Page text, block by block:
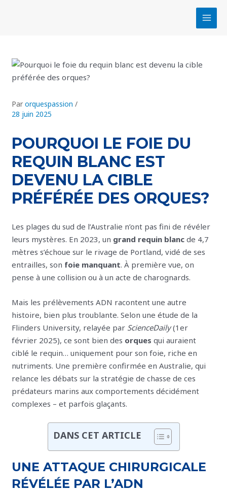
POURQUOI LE FOIE DU
REQUIN BLANC EST
DEVENU LA CIBLE
PRÉFÉRÉE DES ORQUES?
Parorquespassion/
28 juin 2025
Les plages du sud de l’Australie n’ont pas fini de révéler
leurs mystères. En 2023, un grand requin blanc de 4,7
mètres s’échoue sur le rivage de Portland, vidé de ses
entrailles, son foie manquant. À première vue, on
pense à une collision ou à un acte de charognards.
Mais les prélèvements ADN racontent une autre
histoire, bien plus troublante. Selon une étude de la
Flinders University, relayée par ScienceDaily(1er
février 2025), ce sont bien des orques qui auraient
ciblé le requin… uniquement pour son foie, riche en
nutriments. Une première confirmée en Australie, qui
relance les débats sur la stratégie de chasse de ces
prédateurs marins aux comportements décidément
complexes – et parfois glaçants.
DANS CET ARTICLE
UNE ATTAQUE CHIRURGICALE
RÉVÉLÉE PAR L’ADN